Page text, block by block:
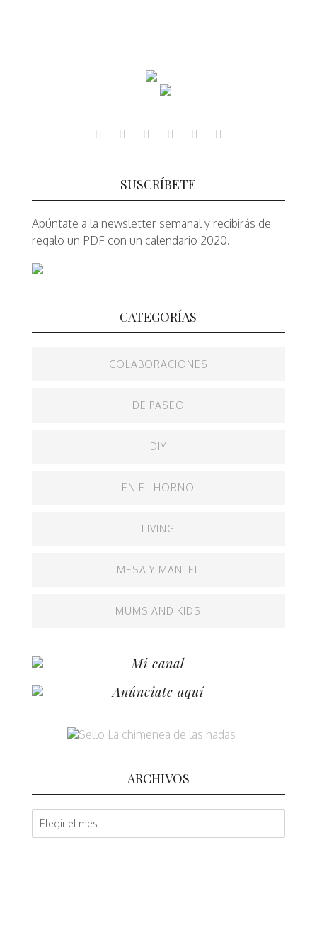
SUSCRÍBETE
Apúntate a la newsletter semanal y recibirás de
regalo un PDF con un calendario 2020.
CATEGORÍAS
COLABORACIONES
DE PASEO
DIY
EN EL HORNO
LIVING
MESA Y MANTEL
MUMS AND KIDS
Mi canal
Anúnciate aquí
ARCHIVOS